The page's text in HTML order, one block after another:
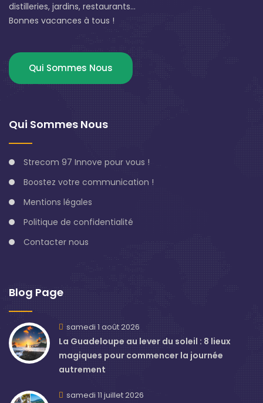
distilleries, jardins, restaurants...
Bonnes vacances à tous !
Qui Sommes Nous
Qui Sommes Nous
Strecom 97 Innove pour vous !
Boostez votre communication !
Mentions légales
Politique de confidentialité
Contacter nous
Blog Page
samedi 1 août 2026
La Guadeloupe au lever du soleil : 8 lieux
magiques pour commencer la journée
autrement
samedi 11 juillet 2026